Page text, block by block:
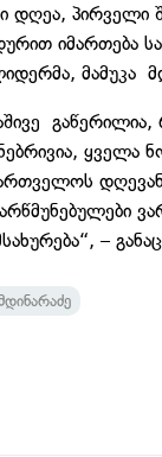
პირველი
იმართება
მამუკა
გაწერილია,
ყველა
–